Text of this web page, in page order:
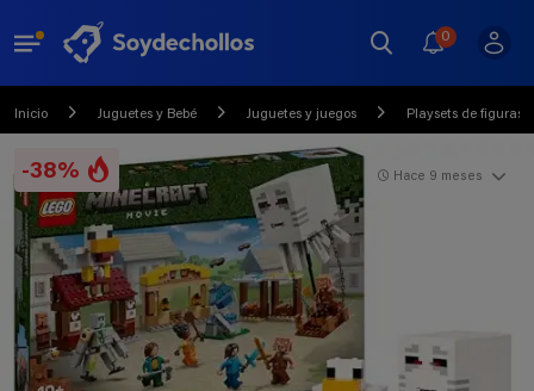
0
Inicio Juguetes y Bebé Juguetes y juegos Playsets de figuras
-38% Hace 9 meses